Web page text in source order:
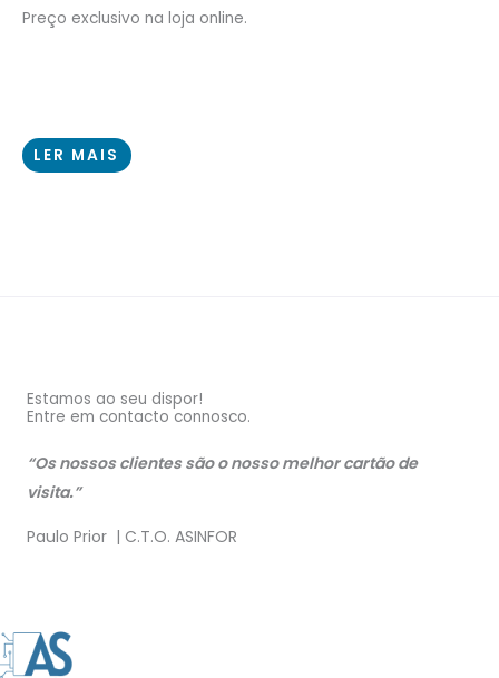
Preço exclusivo na loja online.
LER MAIS
Estamos ao seu dispor!
Entre em contacto connosco.
“Os nossos clientes são o nosso melhor cartão de
visita.”
Paulo Prior | C.T.O. ASINFOR